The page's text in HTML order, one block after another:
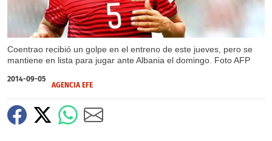
Coentrao recibió un golpe en el entreno de este jueves, pero se
mantiene en lista para jugar ante Albania el domingo. Foto AFP
2014-09-05
AGENCIA EFE